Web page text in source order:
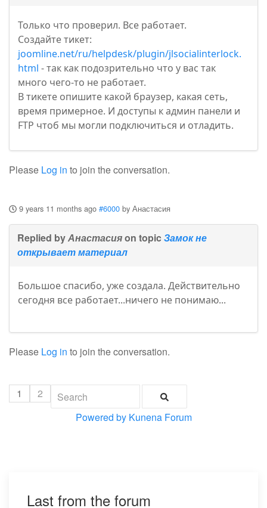
Только что проверил. Все работает.
Создайте тикет:
joomline.net/ru/helpdesk/plugin/jlsocialinterlock.
html - так как подозрительно что у вас так
много чего-то не работает.
В тикете опишите какой браузер, какая сеть,
время примерное. И доступы к админ панели и
FTP чтоб мы могли подключиться и отладить.
Please Log in to join the conversation.
9 years 11 months ago #6000 by Анастасия
Replied byАнастасияon topic Замок не
открывает материал
Большое спасибо, уже создала. Действительно
сегодня все работает...ничего не понимаю...
Please Log in to join the conversation.
1
2
Powered by Kunena Forum
Last from the forum